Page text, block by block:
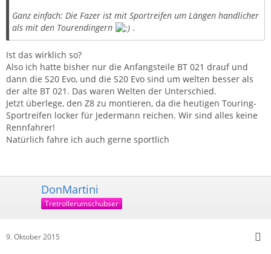
Ganz einfach: Die Fazer ist mit Sportreifen um Längen handlicher
als mit den Tourendingern
.
Ist das wirklich so?
Also ich hatte bisher nur die Anfangsteile BT 021 drauf und
dann die S20 Evo, und die S20 Evo sind um welten besser als
der alte BT 021. Das waren Welten der Unterschied.
Jetzt überlege, den Z8 zu montieren, da die heutigen Touring-
Sportreifen locker für Jedermann reichen. Wir sind alles keine
Rennfahrer!
Natürlich fahre ich auch gerne sportlich
DonMartini
Tretrollerumschubser
9. Oktober 2015